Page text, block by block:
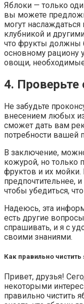
Яблоки — только
вы можете
могут
клубникой и
что фрукты должны
основному рациону
овощи,
4. Проверьте
Не забудьте
внесением любых
сможет дать вам
потребности вашей
В заключение,
кожурой, но только
фруктов и их мойки.
предпочтительнее,
чтобы убедиться,
Надеюсь, эта
есть другие
спрашивать, и я с
своими знаниями.
Как правильно чистить
Привет, друзья!
некоторыми
правильно чистить